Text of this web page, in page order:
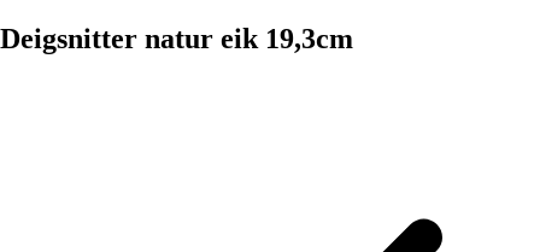
Deigsnitter natur eik 19,3cm